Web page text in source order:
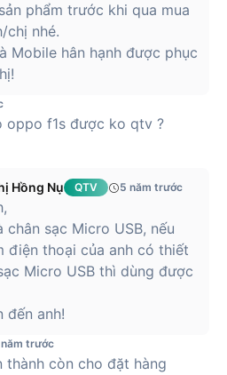
phẩm trước khi qua mua
chị nhé.
Mobile hân hạnh được phục
oppo f1s được ko qtv ?
Hồng Nụ QTV 5 năm trước
chân sạc Micro USB, nếu
điện thoại của anh có thiết
Micro USB thì dùng được
đến anh!
trước
thành còn cho đặt hàng